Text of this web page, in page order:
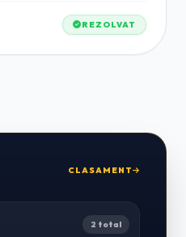
REZOLVAT
CLASAMENT
2 total